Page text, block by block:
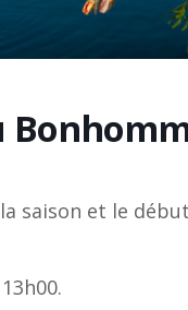
saison et le